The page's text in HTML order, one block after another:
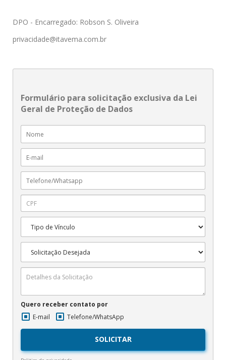
DPO - Encarregado: Robson S. Oliveira
privacidade@itavema.com.br
Formulário para solicitação exclusiva da Lei
Geral de Proteção de Dados
Quero receber contato por
E-mail
Telefone/WhatsApp
SOLICITAR